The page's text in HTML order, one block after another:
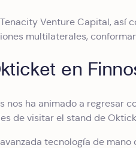
Venture Capital,
multilaterales,
en
ha animado a regresar
de visitar el stand de
tecnología de